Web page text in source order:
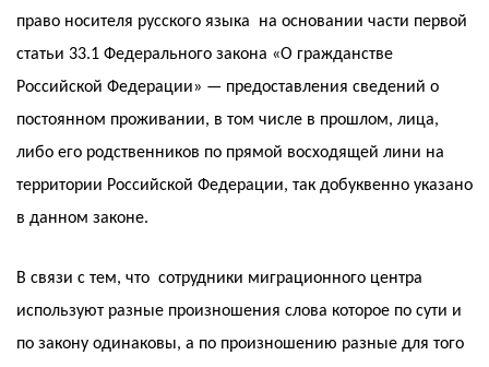
право носителя русского языка на основании части первой
статьи 33.1 Федерального закона «О гражданстве
Российской Федерации» — предоставления сведений о
постоянном проживании, в том числе в прошлом, лица,
либо его родственников по прямой восходящей лини на
территории Российской Федерации, так добуквенно указано
в данном законе.
В связи с тем, что сотрудники миграционного центра
используют разные произношения слова которое по сути и
по закону одинаковы, а по произношению разные для того